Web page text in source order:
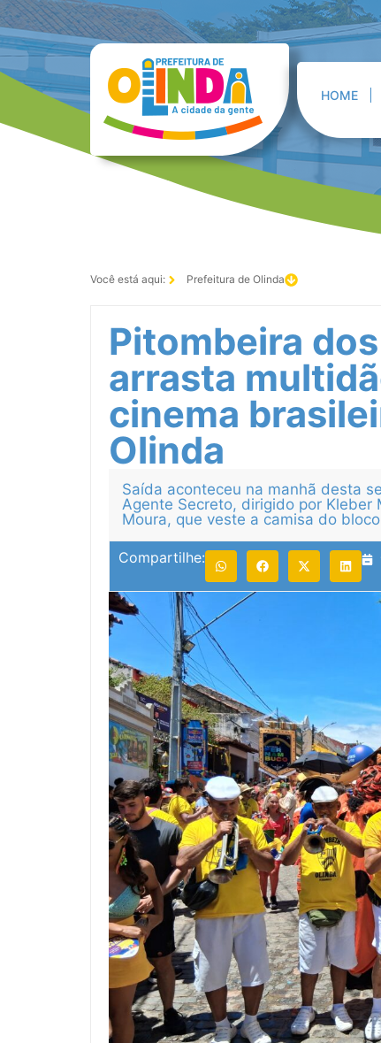
HOME
Você está aqui: Prefeitura de Olinda
Pitombeira
arrasta
cinema
Olinda
Saída aconteceu na manhã desta
Agente Secreto, dirigido por Kleber
Moura, que veste a camisa do
Compartilhe: